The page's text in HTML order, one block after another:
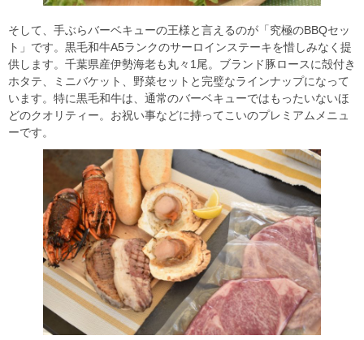
そして、手ぶらバーベキューの王様と言えるのが「究極のBBQセッ
ト」です。黒毛和牛A5ランクのサーロインステーキを惜しみなく提
供します。千葉県産伊勢海老も丸々1尾。ブランド豚ロースに殻付き
ホタテ、ミニバケット、野菜セットと完璧なラインナップになって
います。特に黒毛和牛は、通常のバーベキューではもったいないほ
どのクオリティー。お祝い事などに持ってこいのプレミアムメニュ
ーです。